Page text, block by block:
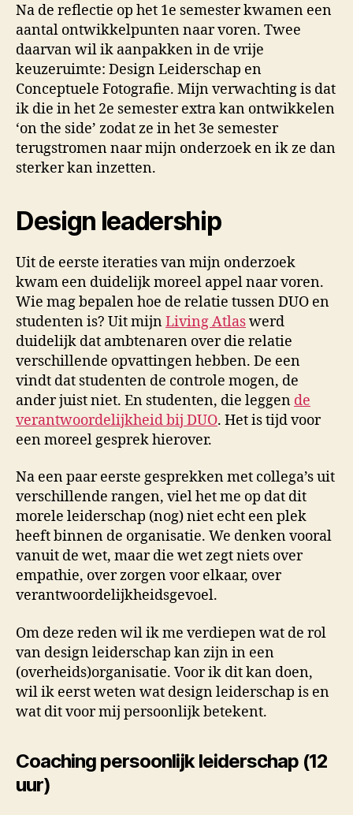
Na de reflectie op het 1e semester kwamen een
aantal ontwikkelpunten naar voren. Twee
daarvan wil ik aanpakken in de vrije
keuzeruimte: Design Leiderschap en
Conceptuele Fotografie. Mijn verwachting is dat
ik die in het 2e semester extra kan ontwikkelen
‘on the side’ zodat ze in het 3e semester
terugstromen naar mijn onderzoek en ik ze dan
sterker kan inzetten.
Design leadership
Uit de eerste iteraties van mijn onderzoek
kwam een duidelijk moreel appel naar voren.
Wie mag bepalen hoe de relatie tussen DUO en
studenten is? Uit mijnLiving Atlaswerd
duidelijk dat ambtenaren over die relatie
verschillende opvattingen hebben. De een
vindt dat studenten de controle mogen, de
ander juist niet. En studenten, die leggen de
verantwoordelijkheid bij DUO. Het is tijd voor
een moreel gesprek hierover.
Na een paar eerste gesprekken met collega’s uit
verschillende rangen, viel het me op dat dit
morele leiderschap (nog) niet echt een plek
heeft binnen de organisatie. We denken vooral
vanuit de wet, maar die wet zegt niets over
empathie, over zorgen voor elkaar, over
verantwoordelijkheidsgevoel.
Om deze reden wil ik me verdiepen wat de rol
van design leiderschap kan zijn in een
(overheids)organisatie. Voor ik dit kan doen,
wil ik eerst weten wat design leiderschap is en
wat dit voor mij persoonlijk betekent.
Coaching persoonlijk leiderschap (12
uur)